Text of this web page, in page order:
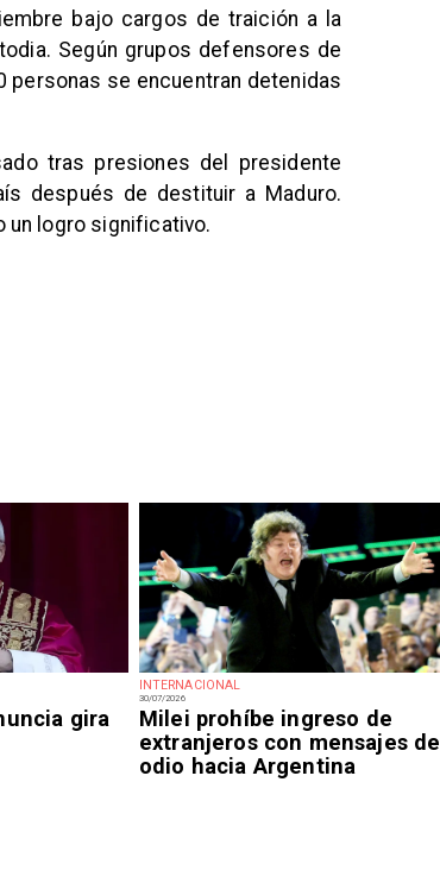
gira
INTERNACIONAL
30/07/2026
Milei prohíbe ingreso de
extranjeros con mensajes de
odio hacia Argentina
bajo cargos de traición a la
Según grupos defensores de
personas se encuentran detenidas
tras presiones del presidente
después de destituir a Maduro.
un logro significativo.